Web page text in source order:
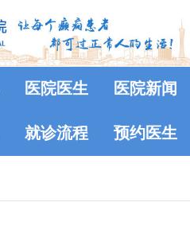
医院医生 医院新闻
就诊流程 预约医生